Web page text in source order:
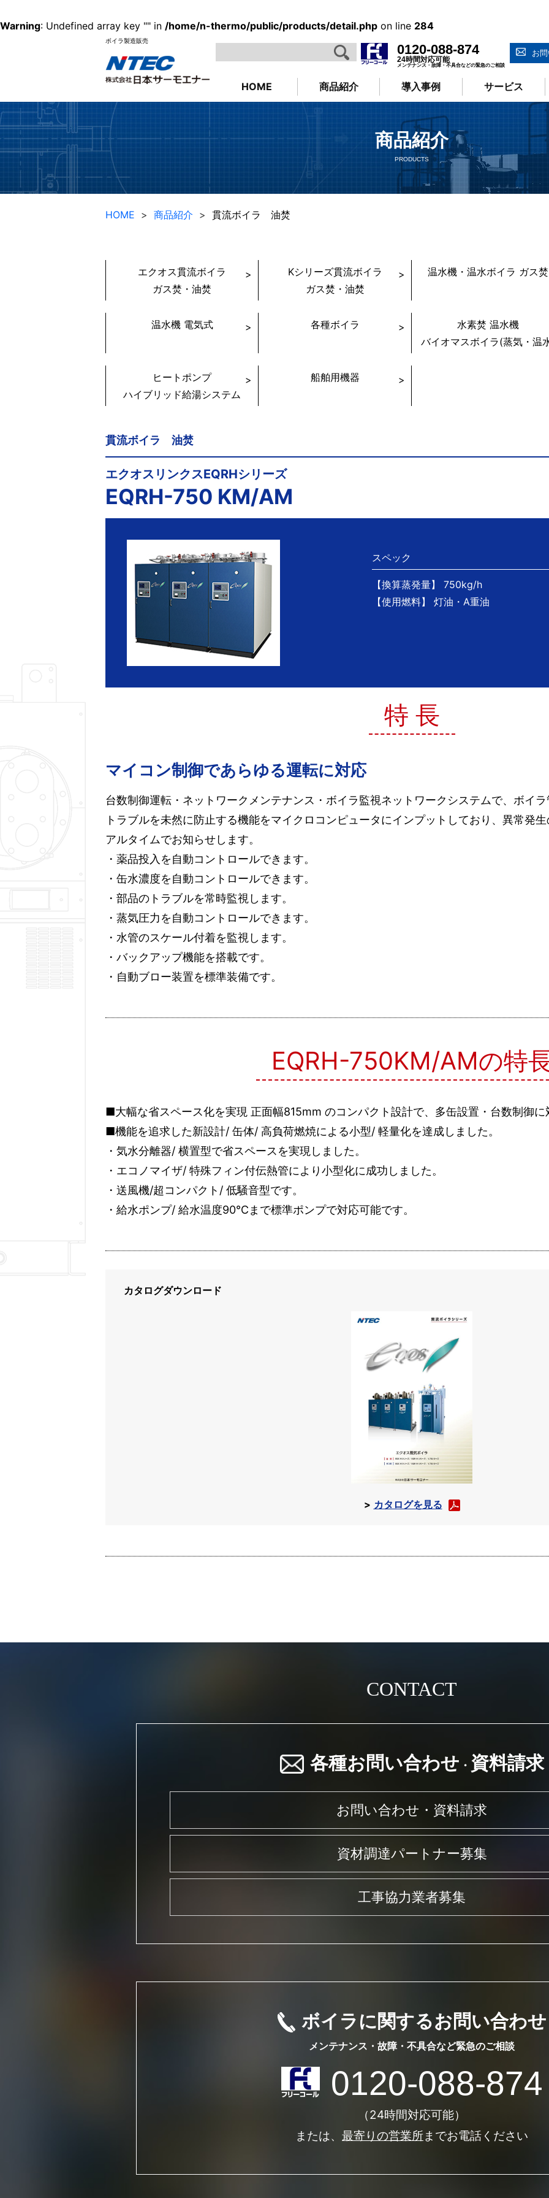
Warning: Undefined array key "" in /home/n-thermo/public/products/detail.php on line 284
ボイラ製造販売
0120-088-874
24時間対応可能
メンテナンス・故障・不具合などの緊急のご相談
お
HOME 商品紹介 導入事例 サービス
商品紹介
PRODUCTS
HOME 商品紹介 貫流ボイラ 油焚
エクオス貫流ボイラ
ガス焚・油焚
Kシリーズ貫流ボイラ
ガス焚・油焚
温水機・温水ボイラ ガス焚
温水機 電気式 各種ボイラ
水素焚 温水機
バイオマスボイラ(蒸気・温
ヒートポンプ
ハイブリッド給湯システム
船舶用機器
貫流ボイラ 油焚
エクオスリンクスEQRHシリーズ
EQRH-750 KM/AM
スペック
【換算蒸発量】 750kg/h
【使用燃料】 灯油・A重油
特 長
マイコン制御であらゆる運転に対応
台数制御運転・ネットワークメンテナンス・ボイラ監視ネットワークシステムで、ボイ
トラブルを未然に防止する機能をマイクロコンピュータにインプットしており、異常発
アルタイムでお知らせします。
・薬品投入を自動コントロールできます。
・缶水濃度を自動コントロールできます。
・部品のトラブルを常時監視します。
・蒸気圧力を自動コントロールできます。
・水管のスケール付着を監視します。
・バックアップ機能を搭載です。
・自動ブロー装置を標準装備です。
EQRH-750KM/AMの特
■大幅な省スペース化を実現 正面幅815mm のコンパクト設計で、多缶設置・台数制御に
■機能を追求した新設計/ 缶体/ 高負荷燃焼による小型/ 軽量化を達成しました。
・気水分離器/ 横置型で省スペースを実現しました。
・エコノマイザ/ 特殊フィン付伝熱管により小型化に成功しました。
・送風機/超コンパクト/ 低騒音型です。
・給水ポンプ/ 給水温度90℃まで標準ポンプで対応可能です。
カタログダウンロード
カタログを見る
CONTACT
各種お問い合わせ ・ 資料請求
お問い合わせ・資料請求
資材調達パートナー募集
工事協力業者募集
ボイラに関するお問い合わせ
メンテナンス・故障・不具合など緊急のご相談
0120-088-874
（24時間対応可能）
または、 最寄りの営業所までお電話ください